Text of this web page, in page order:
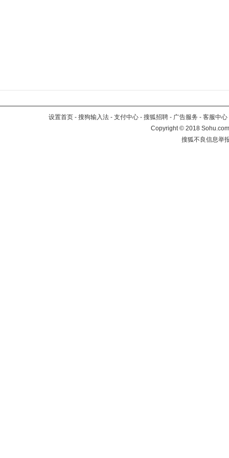
设置首页 - 搜狗输入法 - 支付中心 - 搜狐招聘 - 广告服务 - 客服中心
Copyright©2018
搜狐不良信息举